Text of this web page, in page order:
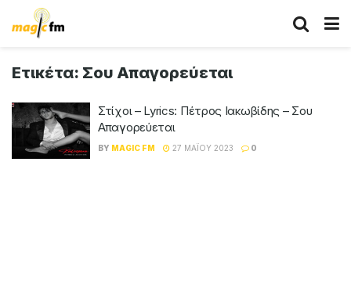
Ετικέτα: Σου Απαγορεύεται
Στίχοι – Lyrics: Πέτρος Ιακωβίδης – Σου
Απαγορεύεται
BY MAGIC FM 27 ΜΑΪ́ΟΥ 2023 0